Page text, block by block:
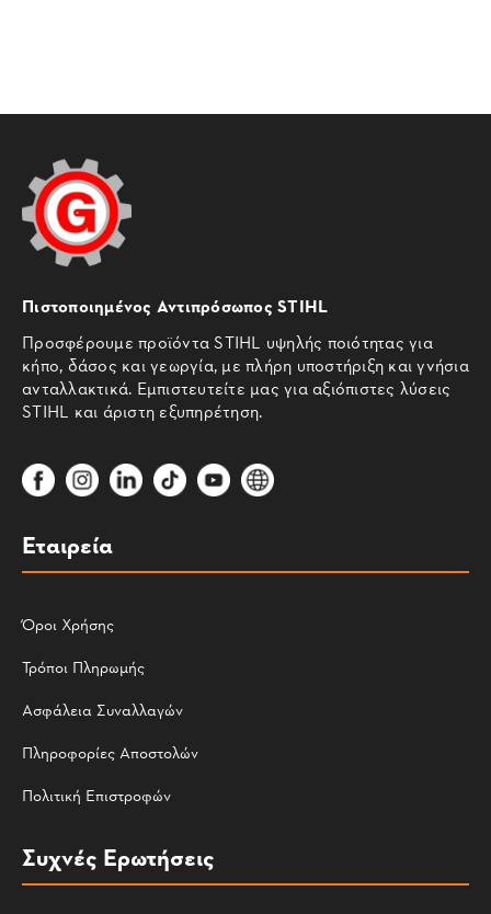
Πιστοποιημένος Αντιπρόσωπος STIHL
Προσφέρουμε προϊόντα STIHL υψηλής ποιότητας για
κήπο, δάσος και γεωργία, με πλήρη υποστήριξη και γνήσια
ανταλλακτικά. Εμπιστευτείτε μας για αξιόπιστες λύσεις
STIHL και άριστη εξυπηρέτηση.
Εταιρεία
Όροι Χρήσης
Τρόποι Πληρωμής
Ασφάλεια Συναλλαγών
Πληροφορίες Αποστολών
Πολιτική Επιστροφών
Συχνές Ερωτήσεις